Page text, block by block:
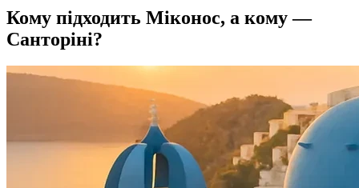
Кому підходить Міконос, а кому —
Санторіні?